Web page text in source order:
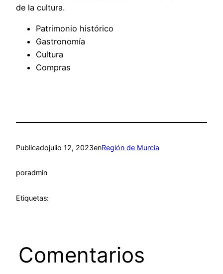
de la cultura.
Patrimonio histórico
Gastronomía
Cultura
Compras
Publicadojulio 12, 2023enRegión de Murcia
poradmin
Etiquetas:
Comentarios